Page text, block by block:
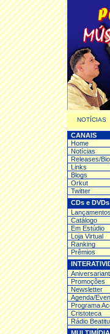
NOTÍCIAS
CANAIS
Home
Notícias
Releases/
Links
Blogs
Orkut
Twitter
CDs e DVDs
Lançamentos
Catálogo
Em Estúdio
Loja Virtual
Ranking
Prêmios
Promoções
Newsletter
Agenda/
Programa
Cristoteca
Rádio